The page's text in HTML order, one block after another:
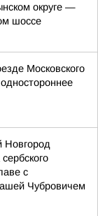
округе —
шоссе
Московского
с
Чубровичем